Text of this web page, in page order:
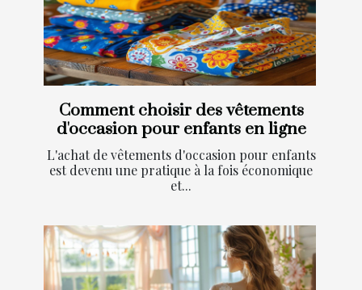
Comment choisir des vêtements
d'occasion pour enfants en ligne
L'achat de vêtements d'occasion pour enfants
est devenu une pratique à la fois économique
et...